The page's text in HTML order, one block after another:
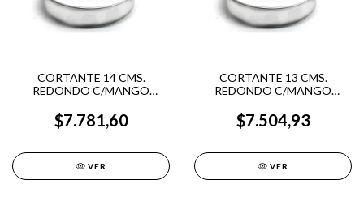
CORTANTE 14 CMS.
REDONDO C/MANGO
$7.781,60
VER
CORTANTE 13 CMS.
REDONDO C/MANGO
$7.504,93
VER